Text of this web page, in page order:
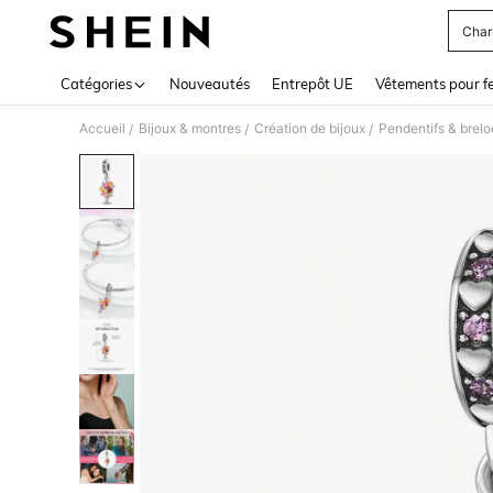
Catégories Nouveautés Entrepôt UE Vêtements pour
Accueil / Bijoux & montres / Création de bijoux / Pendentifs &